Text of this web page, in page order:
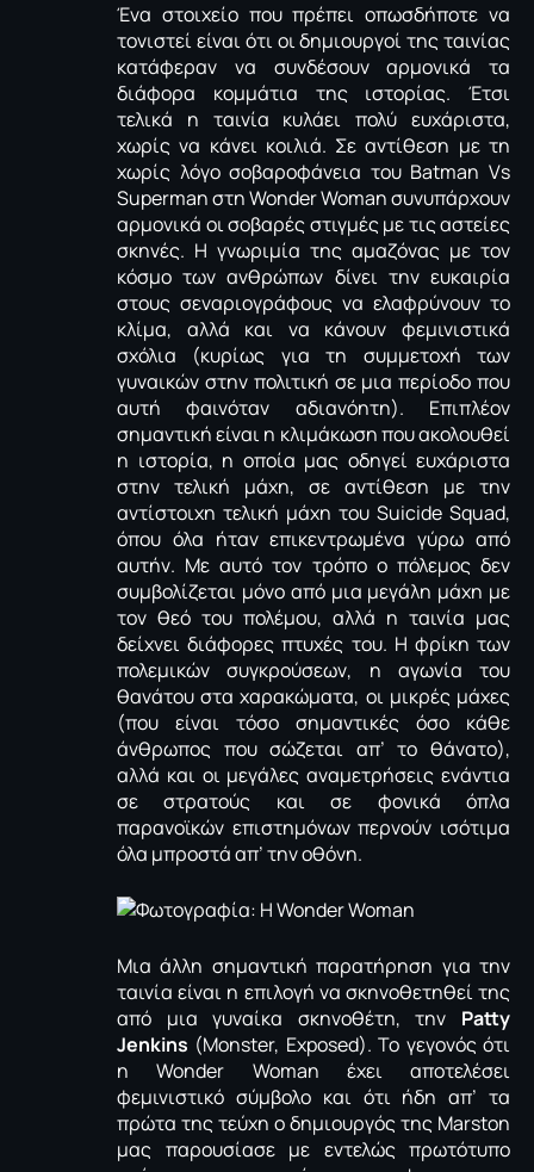
Ένα στοιχείο που πρέπει οπωσδήποτε να
τονιστεί είναι ότι οι δημιουργοί της ταινίας
κατάφεραν να συνδέσουν αρμονικά τα
διάφορα κομμάτια της ιστορίας. Έτσι
τελικά η ταινία κυλάει πολύ ευχάριστα,
χωρίς να κάνει κοιλιά. Σε αντίθεση με τη
χωρίς λόγο σοβαροφάνεια του Batman Vs
Superman στη Wonder Woman συνυπάρχουν
αρμονικά οι σοβαρές στιγμές με τις αστείες
σκηνές. Η γνωριμία της αμαζόνας με τον
κόσμο των ανθρώπων δίνει την ευκαιρία
στους σεναριογράφους να ελαφρύνουν το
κλίμα, αλλά και να κάνουν φεμινιστικά
σχόλια (κυρίως για τη συμμετοχή των
γυναικών στην πολιτική σε μια περίοδο που
αυτή φαινόταν αδιανόητη). Επιπλέον
σημαντική είναι η κλιμάκωση που ακολουθεί
η ιστορία, η οποία μας οδηγεί ευχάριστα
στην τελική μάχη, σε αντίθεση με την
αντίστοιχη τελική μάχη του Suicide Squad,
όπου όλα ήταν επικεντρωμένα γύρω από
αυτήν. Με αυτό τον τρόπο ο πόλεμος δεν
συμβολίζεται μόνο από μια μεγάλη μάχη με
τον θεό του πολέμου, αλλά η ταινία μας
δείχνει διάφορες πτυχές του. Η φρίκη των
πολεμικών συγκρούσεων, η αγωνία του
θανάτου στα χαρακώματα, οι μικρές μάχες
(που είναι τόσο σημαντικές όσο κάθε
άνθρωπος που σώζεται απ’ το θάνατο),
αλλά και οι μεγάλες αναμετρήσεις ενάντια
σε στρατούς και σε φονικά όπλα
παρανοϊκών επιστημόνων περνούν ισότιμα
όλα μπροστά απ’ την οθόνη.
Μια άλλη σημαντική παρατήρηση για την
ταινία είναι η επιλογή να σκηνοθετηθεί της
από μια γυναίκα σκηνοθέτη, την Patty
Jenkins (Monster, Exposed). Το γεγονός ότι
η Wonder Woman έχει αποτελέσει
φεμινιστικό σύμβολο και ότι ήδη απ’ τα
πρώτα της τεύχη ο δημιουργός της Marston
μας παρουσίασε με εντελώς πρωτότυπο